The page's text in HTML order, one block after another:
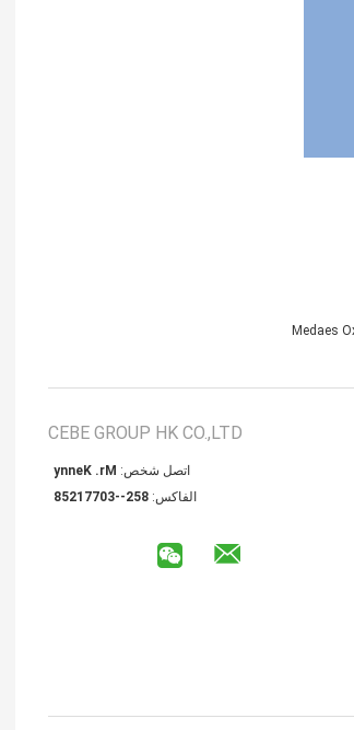
CEBE GROUP HK CO.,LTD
اتصل شخص: Mr. Kenny
الفاكس: 852--30771258